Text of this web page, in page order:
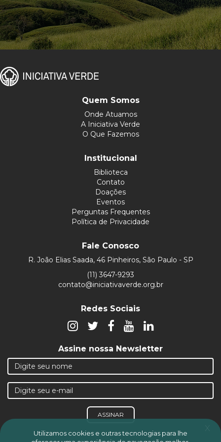
Quem Somos
Onde Atuamos
A Iniciativa Verde
O Que Fazemos
Institucional
Biblioteca
Contato
Doações
Eventos
Perguntas Frequentes
Política de Privacidade
Fale Conosco
R. João Elias Saada, 46 Pinheiros, São Paulo - SP
(11) 3647-9293
contato@iniciativaverde.org.br
Redes Sociais
Assine nossa Newsletter
ASSINAR
x
Utilizamos cookies e outras tecnologias para lhe